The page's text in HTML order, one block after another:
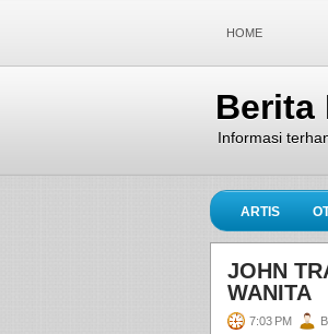
HOME
Berita
Informasi
ARTIS
JOHN
WANITA
7:03 PM